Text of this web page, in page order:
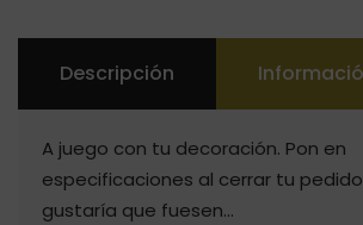
Descripción
A juego con tu decoración. Pon en
especificaciones al cerrar tu
gustaría que fuesen…